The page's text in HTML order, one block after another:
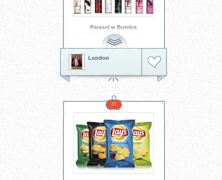
Parasol w Butelce
parasol w butelce.zaskocz
London
31